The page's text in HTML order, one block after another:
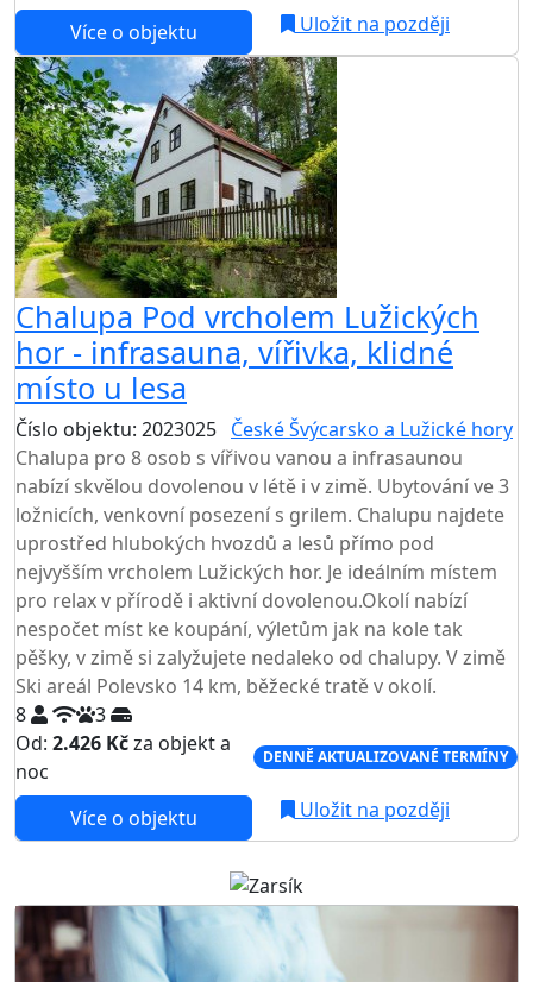
Více o objektu Uložit na později
Chalupa Pod vrcholem Lužických
hor - infrasauna, vířivka, klidné
místo u lesa
Číslo objektu: 2023025 České Švýcarsko a Lužické hory
Chalupa pro 8 osob s vířivou vanou a infrasaunou
nabízí skvělou dovolenou v létě i v zimě. Ubytování ve 3
ložnicích, venkovní posezení s grilem. Chalupu najdete
uprostřed hlubokých hvozdů a lesů přímo pod
nejvyšším vrcholem Lužických hor. Je ideálním místem
pro relax v přírodě i aktivní dovolenou.Okolí nabízí
nespočet míst ke koupání, výletům jak na kole tak
pěšky, v zimě si zalyžujete nedaleko od chalupy. V zimě
Ski areál Polevsko 14 km, běžecké tratě v okolí.
8
3
Od: 2.426 Kčza objekt a
noc
DENNĚ AKTUALIZOVANÉ TERMÍNY
Více o objektu Uložit na později